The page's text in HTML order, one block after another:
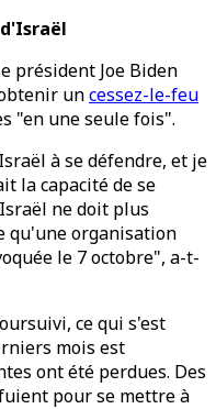
président Joe Biden
uncessez-le-feu
"en une seule fois".
à se défendre, et je
la capacité de se
ne doit plus
qu'une organisation
le 7 octobre", a-t-
ce qui s'est
mois est
ont été perdues. Des
pour se mettre à